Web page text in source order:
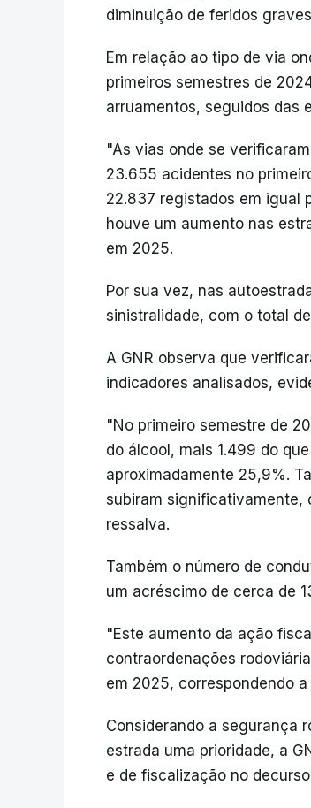
diminuição de feridos
Em relação ao tipo de via
primeiros semestres de
arruamentos, seguidos das
"As vias onde se
23.655 acidentes no
22.837 registados em igual
houve um aumento nas
em 2025.
Por sua vez, nas
sinistralidade, com o total
A GNR observa que
indicadores analisados,
"No primeiro semestre de
do álcool, mais 1.499 do
aproximadamente 25,9%.
subiram significativamente,
ressalva.
Também o número de
um acréscimo de cerca de
"Este aumento da ação
contraordenações
em 2025, correspondendo
Considerando a segurança
estrada uma prioridade, a
e de fiscalização no